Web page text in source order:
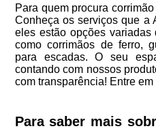
Para quem procura
Conheça os serviços que a
eles estão opções variadas
como corrimãos de ferro,
para escadas. O seu
contando com nossos
com transparência! Entre em
Para saber mais